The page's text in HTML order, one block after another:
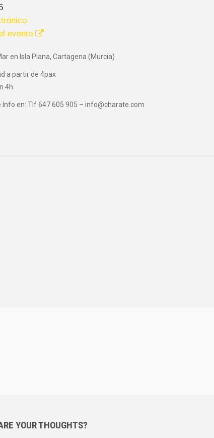
evento
en Isla Plana, Cartagena (Murcia)
a partir de 4pax
4h
Info en: Tlf 647 605 905 – info@charate.com
YOUR THOUGHTS?